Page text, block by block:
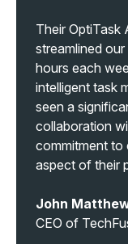
Their OptiTask
streamlined
hours each
intelligent task
seen a
collaboration
commitment to
aspect of their
John
CEO of